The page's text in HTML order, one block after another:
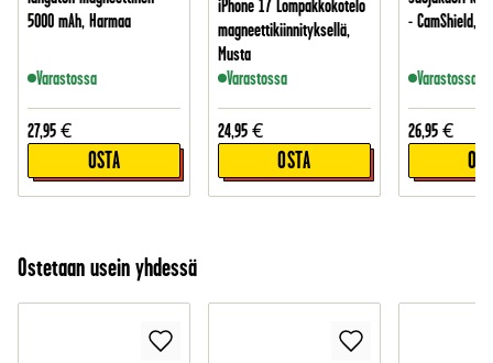
5000 mAh, Harmaa
Varastossa
27,95 €
OSTA
iPhone 17 Lompakkokotelo
magneettikiinnityksellä,
Musta
Varastossa
24,95 €
OSTA
- CamShield,
Varastossa
26,95 €
Ostetaan usein yhdessä